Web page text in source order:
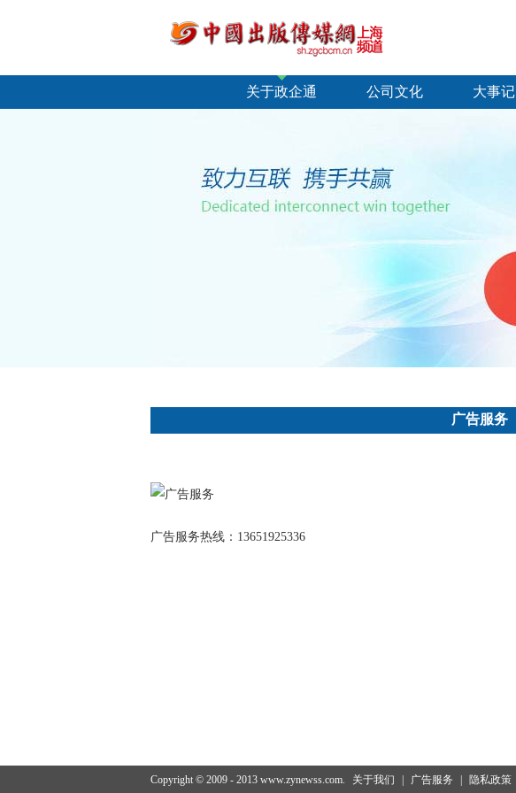
关于政企通 公司文化 大事记
广告服务
广告服务热线：13651925336
Copyright © 2009 - 2013 www.zynewss.com. 关于我们 广告服务 隐私政策